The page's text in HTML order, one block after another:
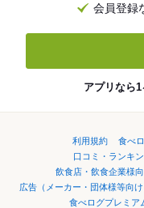
会員登録
アプリなら
利用規約 食べ
口コミ・ランキ
飲食店・飲食企業様
広告（メーカー・団体様等向
食べログプレミア